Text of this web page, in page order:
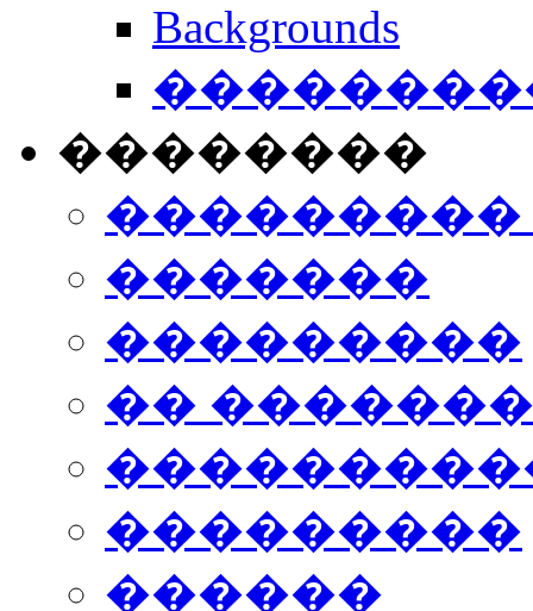
Backgrounds
��������
���������
�������
���������
��
���������
������